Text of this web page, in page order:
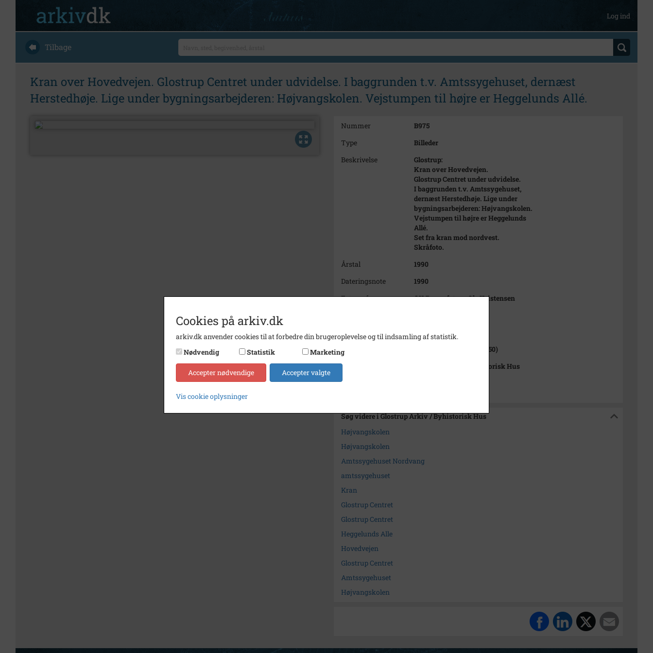
Log ind
Tilbage
Kran over Hovedvejen. Glostrup Centret under udvidelse. I baggrunden t.v. Amtssygehuset, dernæst
Herstedhøje. Lige under bygningsarbejderen: Højvangskolen. Vejstumpen til højre er Heggelunds Allé.
Nummer
B975
Type
Billeder
Beskrivelse
Glostrup:
Kran over Hovedvejen.
Glostrup Centret under udvidelse.
I baggrunden t.v. Amtssygehuset,
dernæst Herstedhøje. Lige under
bygningsarbejderen: Højvangskolen.
Vejstumpen til højre er Heggelunds
Allé.
Set fra kran mod nordvest.
Skråfoto.
Årstal
1990
Dateringsnote
1990
Fotograf
OK Pressefoto v. Ole Kristensen
Type
Sogn (1000-2050)
Enhed
Glostrup Sogn (1000-2050)
Arkiv
Glostrup Arkiv / Byhistorisk Hus
Søg videre i Glostrup Arkiv / Byhistorisk Hus
Højvangskolen
Højvangskolen
Amtssygehuset Nordvang
amtssygehuset
Kran
Glostrup Centret
Glostrup Centret
Heggelunds Alle
Hovedvejen
Glostrup Centret
Amtssygehuset
Højvangskolen
Cookies på arkiv.dk
arkiv.dk anvender cookies til at forbedre din brugeroplevelse og til indsamling af statistik.
Nødvendig
Statistik Marketing
Accepter nødvendige Accepter valgte
Vis cookie oplysninger